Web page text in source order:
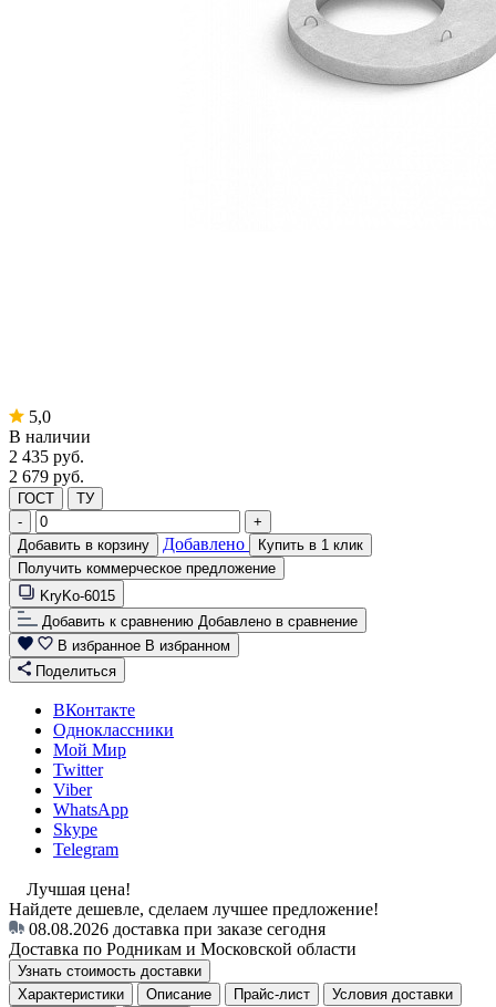
5,0
В наличии
2 435 руб.
2 679 руб.
ГОСТ
ТУ
-
+
Добавить в корзину
Добавлено
Купить в 1 клик
Получить коммерческое предложение
KryKo-6015
Добавить к сравнению Добавлено в сравнение
В избранное В избранном
Поделиться
ВКонтакте
Одноклассники
Мой Мир
Twitter
Viber
WhatsApp
Skype
Telegram
Лучшая цена!
Найдете дешевле, сделаем лучшее предложение!
08.08.2026 доставка при заказе сегодня
Доставка по Родникам и Московской области
Узнать стоимость доставки
Характеристики
Описание Прайс-лист
Условия доставки